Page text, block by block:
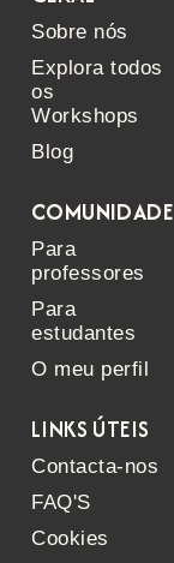
Sobre nós
Explora todos
os
Workshops
Blog
COMUNIDADE
Para
professores
Para
estudantes
O meu perfil
LINKS ÚTEIS
Contacta-nos
FAQ'S
Cookies